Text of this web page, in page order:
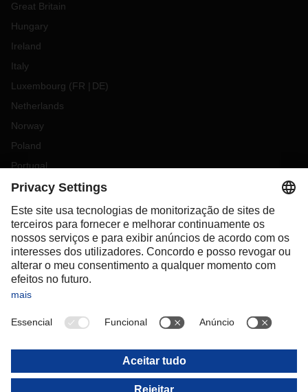
Great Britain
Hungary
Ireland
Italy
Luxembourg (FR DE)
Netherlands
Norway
Poland
Portugal
Romania
Slovakia
Spain
Sweden
Switzerland(DE FR)
Turkey
OCEANIA